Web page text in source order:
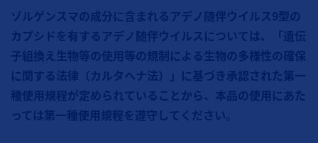
ゾルゲンスマの成分に含まれるアデノ随伴ウイルス9型の
カプシドを有するアデノ随伴ウイルスについては、「遺伝
子組換え生物等の使用等の規制による生物の多様性の確保
に関する法律（カルタヘナ法）」に基づき承認された第一
種使用規程が定められていることから、本品の使用にあた
っては第一種使用規程を遵守してください。